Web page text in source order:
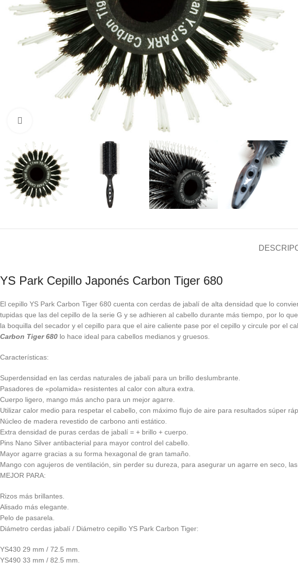
YS Park Cepillo Japonés Carbon Tiger 680
El cepillo YS Park Carbon Tiger 680 cuenta con cerdas de jabalí de alta densidad que lo
tupidas que las del cepillo de la serie G y se adhieren al cabello durante más tiempo, por lo
la boquilla del secador y el cepillo para que el aire caliente pase por el cepillo y circule por el
Carbon Tiger 680 lo hace ideal para cabellos medianos y gruesos.
Características:
Superdensidad en las cerdas naturales de jabalí para un brillo deslumbrante.
Pasadores de «polamida» resistentes al calor con altura extra.
Cuerpo ligero, mango más ancho para un mejor agarre.
Utilizar calor medio para respetar el cabello, con máximo flujo de aire para resultados súper
Núcleo de madera revestido de carbono anti estático.
Extra densidad de puras cerdas de jabalí = + brillo + cuerpo.
Pins Nano Silver antibacterial para mayor control del cabello.
Mayor agarre gracias a su forma hexagonal de gran tamaño.
Mango con agujeros de ventilación, sin perder su dureza, para asegurar un agarre en seco,
MEJOR PARA:
Rizos más brillantes.
Alisado más elegante.
Pelo de pasarela.
Diámetro cerdas jabalí / Diámetro cepillo YS Park Carbon Tiger:
YS430 29 mm / 72.5 mm.
YS490 33 mm / 82.5 mm.